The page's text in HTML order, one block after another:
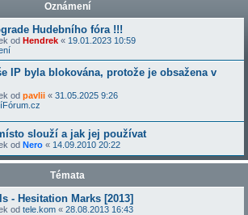
Oznámení
Hudebního fóra !!!
od Hendrek « 19.01.2023 10:59
IP byla blokována, protože je obsažena v
od pavlii « 31.05.2025 9:26
slouží a jak jej používat
od Nero « 14.09.2010 20:22
Témata
- Hesitation Marks [2013]
od tele.kom « 28.08.2013 16:43